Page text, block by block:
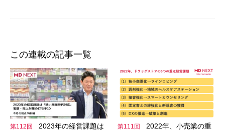
この連載の記事一覧
第112回
2023年の経営課題は
第111回
2022年、小売業の重